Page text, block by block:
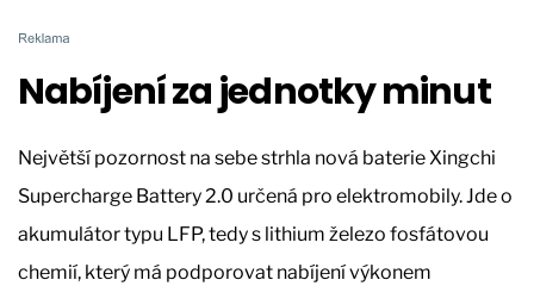
Nabíjení za jednotky minut
Největší pozornost na sebe strhla nová baterie Xingchi
Supercharge Battery 2.0 určená pro elektromobily. Jde o
akumulátor typu LFP, tedy s lithium železo fosfátovou
chemií, který má podporovat nabíjení výkonem